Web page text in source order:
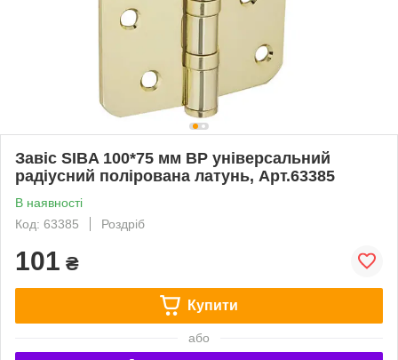
Завіс SIBA 100*75 мм BP універсальний
радіусний полірована латунь, Арт.63385
В наявності
Код: 63385
Роздріб
101 ₴
Купити
або